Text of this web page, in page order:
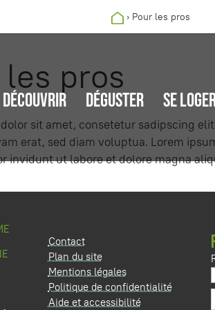
DÉCOUVRIR DÉGUSTER SE
› Pour les pros
pros
sit amet, consetetur sadipscing
erat, sed diam voluptua. Lorem
invidunt ut labore et dolore magna
Contact
Plan du site
Mentions légales
Politique de confidentialité
Aide et accessibilité